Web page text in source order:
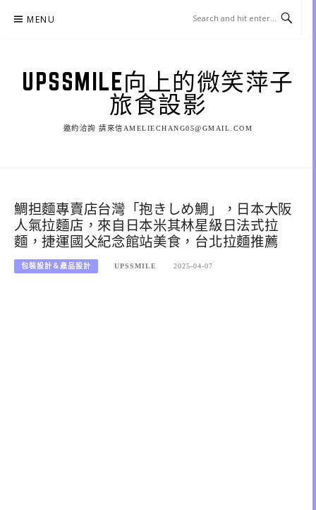
MENU
UPSSMILE向上的微笑萍子
旅食設影
邀約洽詢 請來信AMELIECHANG05@GMAIL.COM
鯛担麵專賣店台灣「抱きしめ鯛」，日本大阪
人氣拉麵店，來自日本米其林星級日法式拉
麵，捷運國父紀念館站美食，台北拉麵推薦
包裝設計＆產品設計 UPSSMILE 2025-04-07